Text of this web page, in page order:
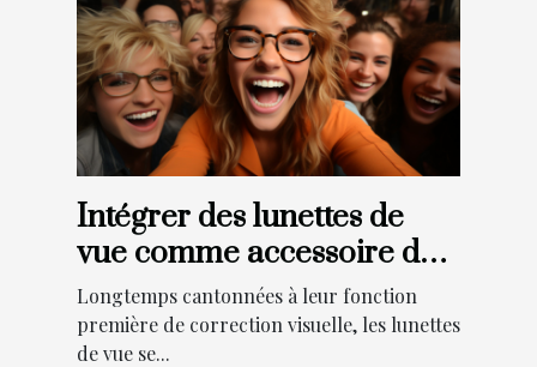
Intégrer des lunettes de
vue comme accessoire de
mode pour les jeunes
Longtemps cantonnées à leur fonction
première de correction visuelle, les lunettes
de vue se...